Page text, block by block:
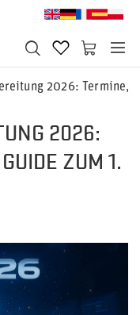
2026: Termine,
2026:
ZUM 1.